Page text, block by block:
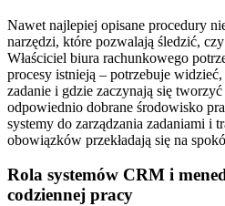
Nawet najlepiej opisane procedury
narzędzi, które pozwalają śledzić,
Właściciel biura rachunkowego
procesy istnieją – potrzebuje
zadanie i gdzie zaczynają się
odpowiednio dobrane środowisko
systemy do zarządzania zadaniami i
obowiązków przekładają się na
Rola systemów CRM i
codziennej pracy